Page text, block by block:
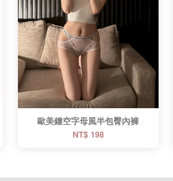
歐美鏤空字母風半包臀內褲
NT$ 198